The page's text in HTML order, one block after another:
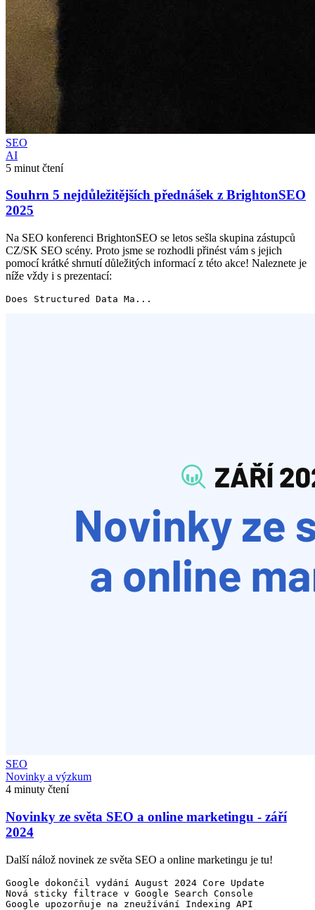
SEO
AI
5 minut čtení
Souhrn 5 nejdůležitějších přednášek z BrightonSEO
2025
Na SEO konferenci BrightonSEO se letos sešla skupina zástupců
CZ/SK SEO scény. Proto jsme se rozhodli přinést vám s jejich
pomocí krátké shrnutí důležitých informací z této akce! Naleznete je
níže vždy i s prezentací:
SEO
Novinky a výzkum
4 minuty čtení
Novinky ze světa SEO a online marketingu - září
2024
Další nálož novinek ze světa SEO a online marketingu je tu!
Google dokončil vydání August 2024 Core Update
Nová sticky filtrace v Google Search Console
Google upozorňuje na zneužívání Indexing API